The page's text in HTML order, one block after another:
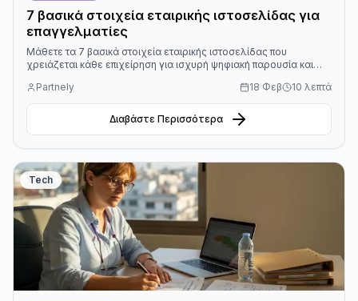
7 βασικά στοιχεία εταιρικής ιστοσελίδας για
επαγγελματίες
Μάθετε τα 7 βασικά στοιχεία εταιρικής ιστοσελίδας που
χρειάζεται κάθε επιχείρηση για ισχυρή ψηφιακή παρουσία και
Partnely
18 Φεβ 10 λεπτά
Διαβάστε Περισσότερα
Tech